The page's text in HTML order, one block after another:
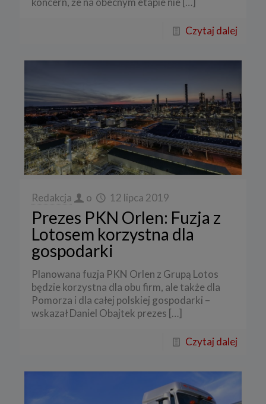
Czytaj dalej
Redakcja o 12 lipca 2019
Prezes PKN Orlen: Fuzja z
Lotosem korzystna dla
gospodarki
Planowana fuzja PKN Orlen z Grupą Lotos
będzie korzystna dla obu firm, ale także dla
Pomorza i dla całej polskiej gospodarki –
wskazał Daniel Obajtek prezes […]
Czytaj dalej